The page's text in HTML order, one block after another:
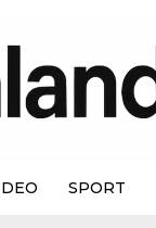
SPORT